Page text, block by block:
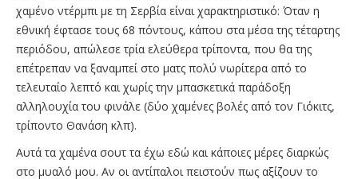
χαμένο ντέρμπι με τη Σερβία είναι χαρακτηριστικό: Όταν η
εθνική έφτασε τους 68 πόντους, κάπου στα μέσα της τέταρτης
περιόδου, απώλεσε τρία ελεύθερα τρίποντα, που θα της
επέτρεπαν να ξαναμπεί στο ματς πολύ νωρίτερα από το
τελευταίο λεπτό και χωρίς την μπασκετικά παράδοξη
αλληλουχία του φινάλε (δύο χαμένες βολές από τον Γιόκιτς,
τρίποντο Θανάση κλπ).
Αυτά τα χαμένα σουτ τα έχω εδώ και κάποιες μέρες διαρκώς
στο μυαλό μου. Αν οι αντίπαλοι πειστούν πως αξίζουν το